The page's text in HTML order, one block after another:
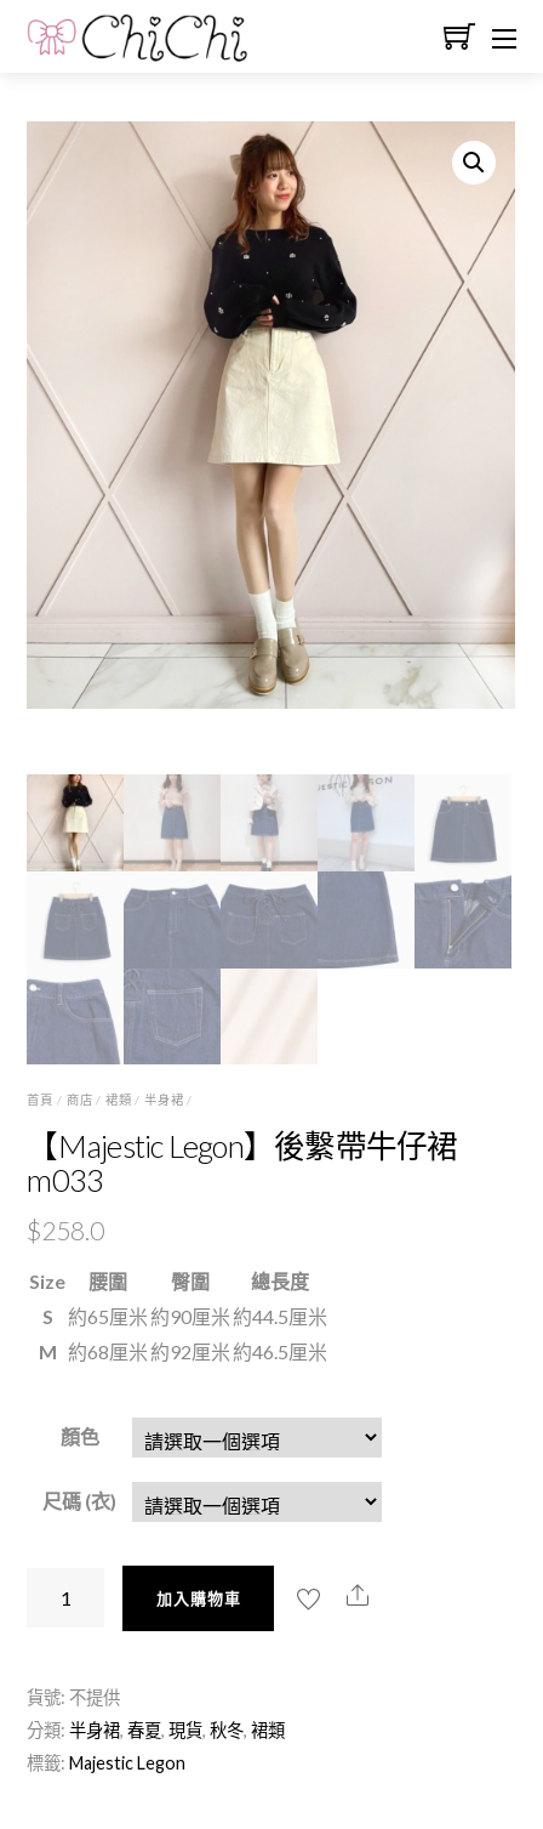
首頁 / 商店/ 裙類/半身裙 /
【Majestic Legon】後繫帶牛仔裙
m033
$258.0
Size 腰圍 臀圍
總長度
S
約65厘米 約90厘米 約44.5厘米
M 約68厘米 約92厘米 約46.5厘米
顏色
尺碼 (衣)
加入購物車
貨號: 不提供
分類:半身裙,春夏,現貨,秋冬,裙類
標籤:Majestic Legon